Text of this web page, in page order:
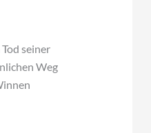
seiner
Weg